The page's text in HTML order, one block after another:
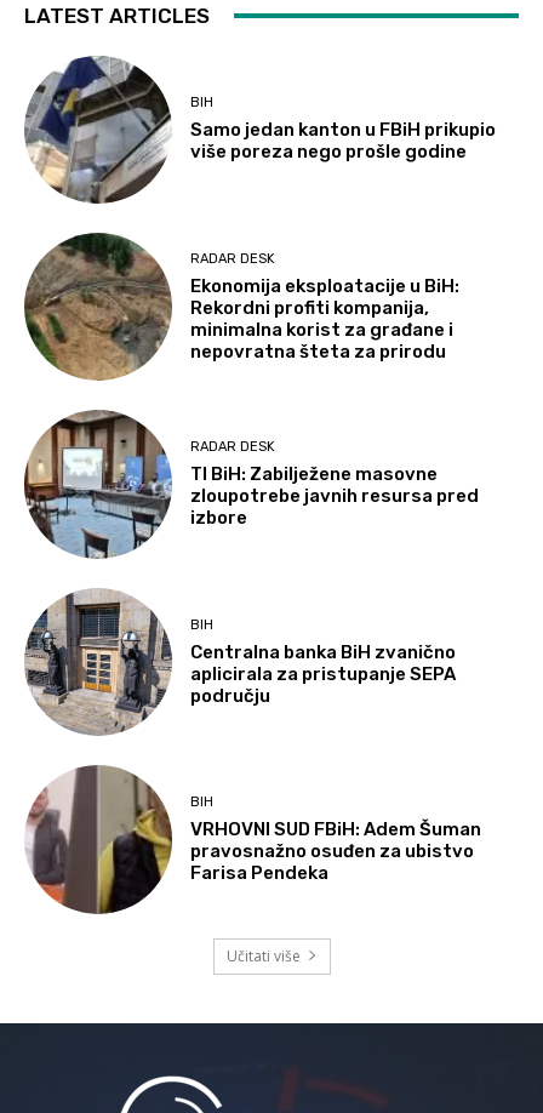
LATEST ARTICLES
BIH
Samo jedan kanton u FBiH prikupio
više poreza nego prošle godine
RADAR DESK
Ekonomija eksploatacije u BiH:
Rekordni profiti kompanija,
minimalna korist za građane i
nepovratna šteta za prirodu
RADAR DESK
TI BiH: Zabilježene masovne
zloupotrebe javnih resursa pred
izbore
BIH
Centralna banka BiH zvanično
aplicirala za pristupanje SEPA
području
BIH
VRHOVNI SUD FBiH: Adem Šuman
pravosnažno osuđen za ubistvo
Farisa Pendeka
Učitati više